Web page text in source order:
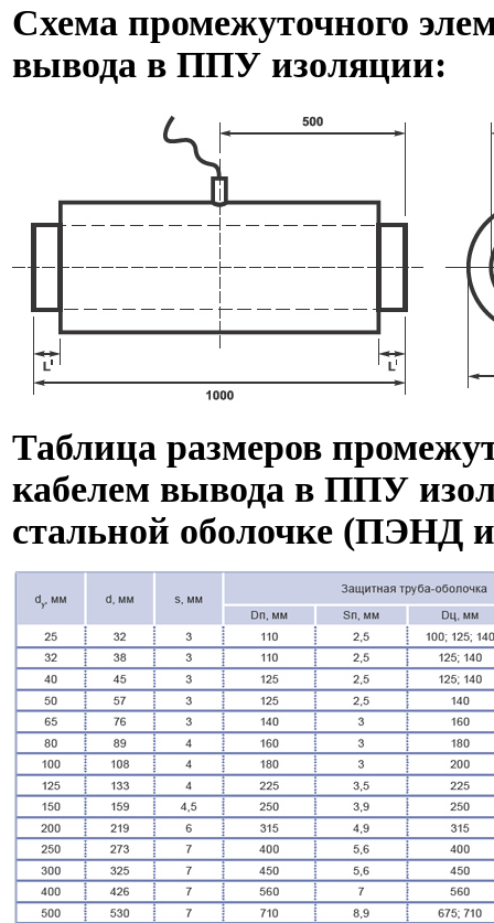
Схема промежуточного
вывода в ППУ изоляции:
Таблица размеров
кабелем вывода в ППУ
стальной оболочке (ПЭНД